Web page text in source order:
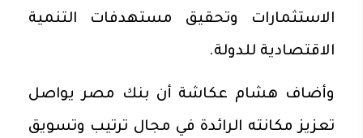
الاستثمارات وتحقيق مستهدفات التنمية
الاقتصادية للدولة.
وأضاف هشام عكاشة أن بنك مصر يواصل
تعزيز مكانته الرائدة في مجال ترتيب وتسويق